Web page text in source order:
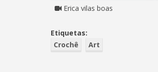
Erica vilas boas
Etiquetas:
Crochê
Art